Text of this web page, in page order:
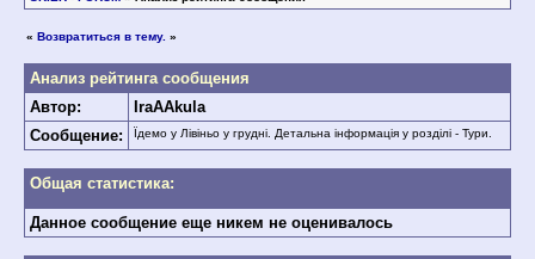
« Возвратиться в тему. »
Анализ рейтинга сообщения
Автор:
IraAAkula
Сообщение:
Їдемо у Лівіньо у грудні. Детальна інформація у розділі - Тури.
Общая статистика:
Данное сообщение еще никем не оценивалось